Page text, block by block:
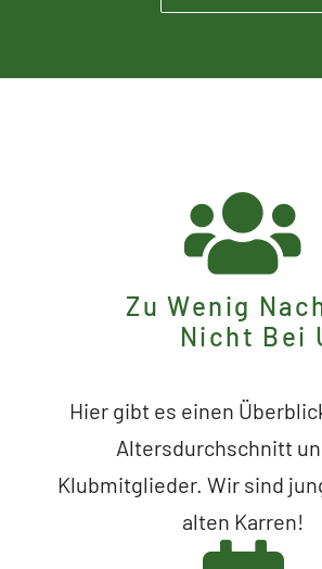
Zu Wenig
Nicht Bei
Hier gibt es einen
Altersdurchschnitt
Klubmitglieder. Wir sind
alten Karren!